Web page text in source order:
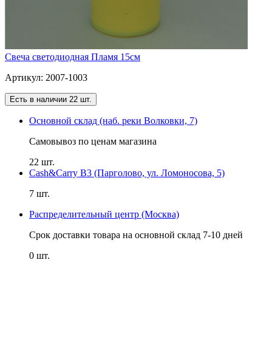
Свеча светодиодная Пламя 15см
Артикул: 2007-1003
Есть в наличии 22 шт.
Основной склад (наб. реки Волковки, 7)
Самовывоз по ценам магазина
22 шт.
Cash&Carry B3 (Парголово, ул. Ломоносова, 5)
7 шт.
Распределительный центр (Москва)
Срок доставки товара на основной склад 7-10 дней
0 шт.